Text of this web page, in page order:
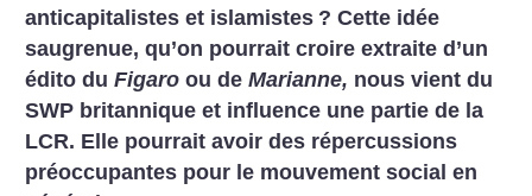
anticapitalistes et islamistes ? Cette idée
saugrenue, qu’on pourrait croire extraite d’un
édito duFigaro ou deMarianne, nous vient du
SWP britannique et influence une partie de la
LCR. Elle pourrait avoir des répercussions
préoccupantes pour le mouvement social en